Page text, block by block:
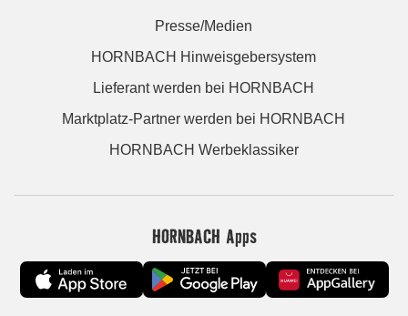
Presse/Medien
HORNBACH Hinweisgebersystem
Lieferant werden bei HORNBACH
Marktplatz-Partner werden bei HORNBACH
HORNBACH Werbeklassiker
HORNBACH Apps